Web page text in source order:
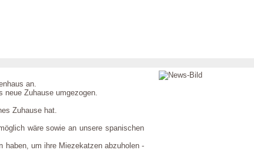
an.
neue Zuhause umgezogen.
Zuhause hat.
wäre sowie an unsere spanischen
haben, um ihre Miezekatzen abzuholen -